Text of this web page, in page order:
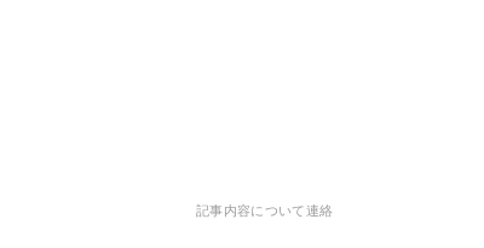
記事内容について連絡